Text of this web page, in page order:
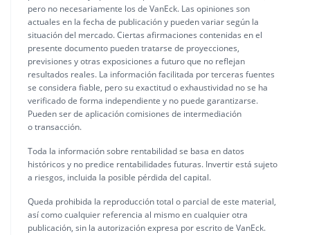
pero no necesariamente los de VanEck. Las opiniones son
actuales en la fecha de publicación y pueden variar según la
situación del mercado. Ciertas afirmaciones contenidas en el
presente documento pueden tratarse de proyecciones,
previsiones y otras exposiciones a futuro que no reflejan
resultados reales. La información facilitada por terceras fuentes
se considera fiable, pero su exactitud o exhaustividad no se ha
verificado de forma independiente y no puede garantizarse.
Pueden ser de aplicación comisiones de intermediación
o transacción.
Toda la información sobre rentabilidad se basa en datos
históricos y no predice rentabilidades futuras. Invertir está sujeto
a riesgos, incluida la posible pérdida del capital.
Queda prohibida la reproducción total o parcial de este material,
así como cualquier referencia al mismo en cualquier otra
publicación, sin la autorización expresa por escrito de VanEck.